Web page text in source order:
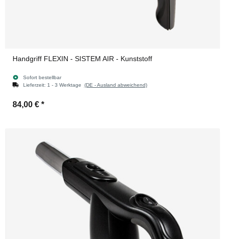
Handgriff FLEXIN - SISTEM AIR - Kunststoff
Sofort bestellbar
Lieferzeit: 1 - 3 Werktage (DE - Ausland abweichend)
84,00 € *